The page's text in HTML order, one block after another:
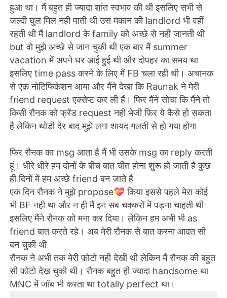
हुआ था। मैं बहुत ही ज्यादा शांत स्वभाव की थी इसलिए सभी से
जल्दी घुल मिल नही पाती थी उस मकान की landlord भी वहीं
रहती थी मैं landlord के family को अच्छे से नही जानती थी
but वो मुझे अच्छे से जान चुकी थी एक बार मैं summer
vacation में अपने घर आई हुई थी और दोपहर का समय था
इसलिए time pass करने के लिए मैं FB चला रही थी। अचानक
से एक नोटिफिकेशन आया और मैंने देखा कि Raunak ने मेरी
friend request एक्सेप्ट कर ली हैं। फिर मैंने सोचा कि मैंने तो
किसी रौनक को फ्रेंड request नही भेजी फिर ये कैसे हो सकता
है लेकिन थोड़ी देर बाद मुझे लगा शायद गलती से हो गया होगा
फिर रौनक का msg आता है मैं भी उसके msg का reply करती
हूं। धीरे धीरे हम दोनों के बीच बात चीत होना शुरू हो जाती है कुछ
ही दिनों में हम अच्छे friend बन जाते है
एक दिन रौनक ने मुझे propose💝 किया इससे पहले मेरा कोई
भी BF नही था और न ही मैं इन सब चक्करों में पड़ना चाहती थी
इसलिए मैंने रौनक को मना कर दिया। लेकिन हम अभी भी as
friend बात करते रहे। अब मेरी रौनक से बात करना आदत सी
बन चुकी थी
रौनक ने अभी तक मेरी फ़ोटो नही देखी थी लेकिन मैं रौनक की बहुत
सी फ़ोटो देख चुकी थी। रौनक बहुत ही ज्यादा handsome था
MNC में जॉब भी करता था totally perfect था।